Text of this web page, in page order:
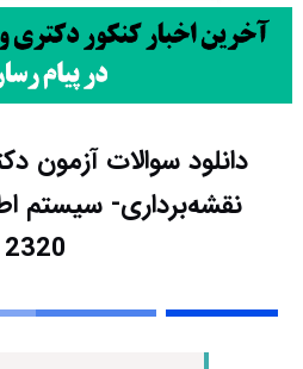
نقشه‌برداری- سیستم
2320